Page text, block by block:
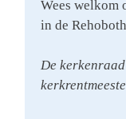
Wees welkom
in de
De